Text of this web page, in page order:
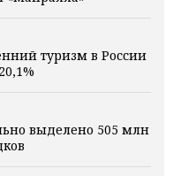
туризм в России
выделено 505 млн